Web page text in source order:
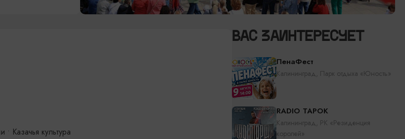
Казачья культура
ВАС ЗАИНТЕРЕСУЕТ
ПенаФест
Калининград, Парк отдыха «Юность»
RADIO TAPOK
Калининград, РК «Резиденция
королей»